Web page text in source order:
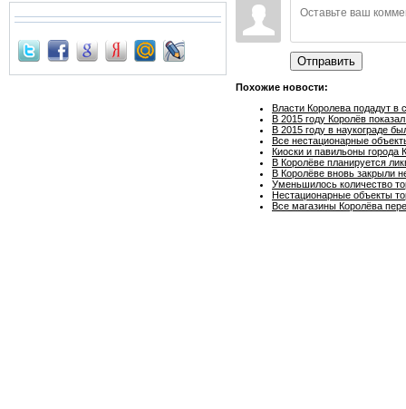
Отправить
Похожие новости:
Власти Королева подадут в
В 2015 году Королёв
В 2015 году в наукограде
Все нестационарные
Киоски и павильоны города
В Королёве планируется
В Королёве вновь закрыли
Уменьшилось количество
Нестационарные объекты
Все магазины Королёва